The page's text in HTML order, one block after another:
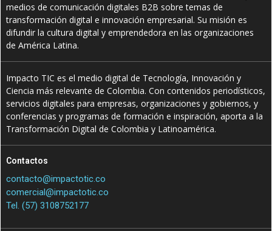
medios de comunicación digitales B2B sobre temas de
transformación digital e innovación empresarial. Su misión es
difundir la cultura digital y emprendedora en las organizaciones
de América Latina.
Impacto TIC es el medio digital de Tecnología, Innovación y
Ciencia más relevante de Colombia. Con contenidos periodísticos,
servicios digitales para empresas, organizaciones y gobiernos, y
conferencias y programas de formación e inspiración, aporta a la
Transformación Digital de Colombia y Latinoamérica.
Contactos
contacto@impactotic.co
comercial@impactotic.co
Tel. (57) 3108752177